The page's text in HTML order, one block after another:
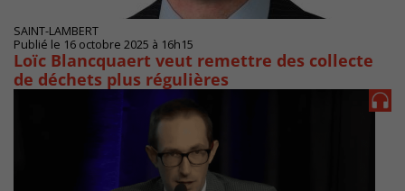
SAINT-LAMBERT
Publié le 16 octobre 2025 à 16h15
Loïc Blancquaert veut remettre des collecte
de déchets plus régulières